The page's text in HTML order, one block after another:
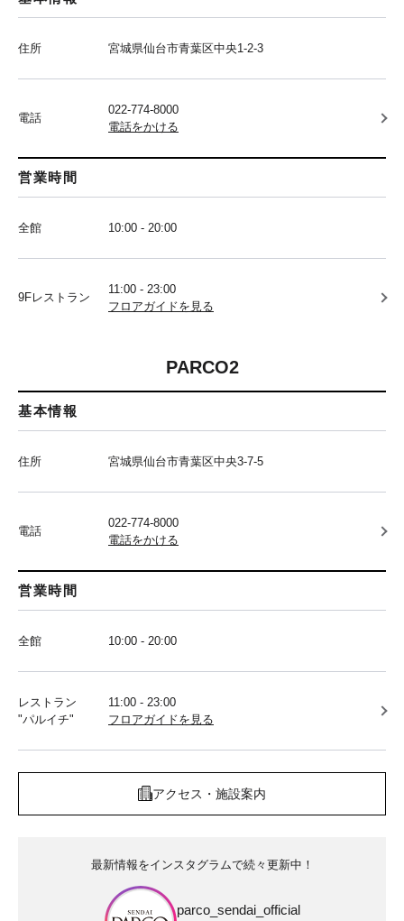
住所 宮城県仙台市青葉区中央1-2-3
電話
022-774-8000
電話をかける
営業時間
全館 10:00 - 20:00
9Fレストラン
11:00 - 23:00
フロアガイドを見る
PARCO2
基本情報
住所 宮城県仙台市青葉区中央3-7-5
電話
022-774-8000
電話をかける
営業時間
全館 10:00 - 20:00
レストラン
"パルイチ"
11:00 - 23:00
フロアガイドを見る
アクセス・施設案内
最新情報をインスタグラムで続々更新中！
parco_sendai_official